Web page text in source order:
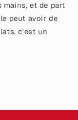
mains, et de part
peut avoir de
c'est un